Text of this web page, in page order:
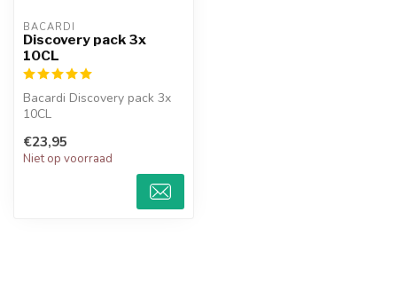
BACARDI
Discovery pack 3x
10CL
Bacardi Discovery pack 3x
10CL
€23,95
Niet op voorraad